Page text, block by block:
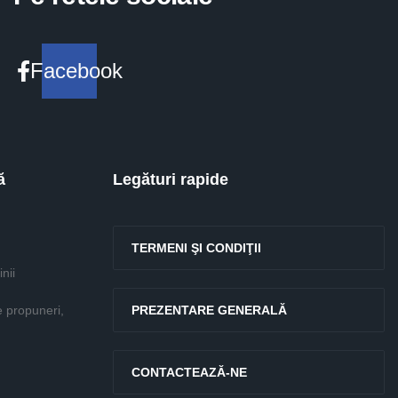
Facebook
propuneri,
Legături rapide
TERMENI ŞI CONDIŢII
PREZENTARE GENERALĂ
CONTACTEAZĂ-NE